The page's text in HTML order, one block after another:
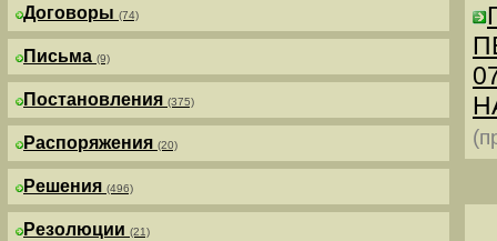
Договоры (74)
Письма (9)
Постановления (375)
Распоряжения (20)
Решения (496)
Резолюции (21)